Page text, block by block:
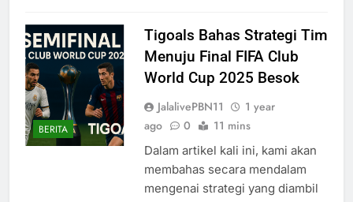
BERITA
Tigoals Bahas Strategi Tim
Menuju Final FIFA Club
World Cup 2025 Besok
JalalivePBN11
1 year
ago
0 11 mins
Dalam artikel kali ini, kami akan
membahas secara mendalam
mengenai strategi yang diambil